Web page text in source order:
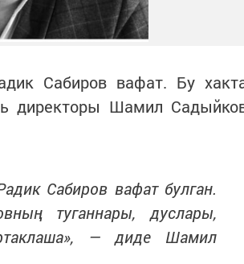
Сабиров вафат. Бу
директоры Шамил
Сабиров вафат булган.
туганнары, дуслары,
— диде Шамил